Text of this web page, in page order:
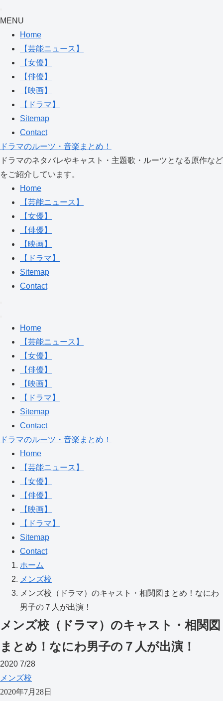
MENU
Home
【芸能ニュース】
【女優】
【俳優】
【映画】
【ドラマ】
Sitemap
Contact
ドラマのルーツ・音楽まとめ！
ドラマのネタバレやキャスト・主題歌・ルーツとなる原作など
をご紹介しています。
Home
【芸能ニュース】
【女優】
【俳優】
【映画】
【ドラマ】
Sitemap
Contact
Home
【芸能ニュース】
【女優】
【俳優】
【映画】
【ドラマ】
Sitemap
Contact
ドラマのルーツ・音楽まとめ！
Home
【芸能ニュース】
【女優】
【俳優】
【映画】
【ドラマ】
Sitemap
Contact
ホーム
メンズ校
メンズ校（ドラマ）のキャスト・相関図まとめ！なにわ
男子の７人が出演！
メンズ校（ドラマ）のキャスト・相関図
まとめ！なにわ男子の７人が出演！
2020 7/28
メンズ校
2020年7月28日